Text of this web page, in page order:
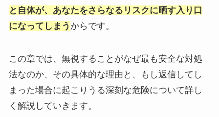
と自体が、あなたをさらなるリスクに晒す入り口
になってしまう からです。
この章では、無視することがなぜ最も安全な対処
法なのか、その具体的な理由と、もし返信してし
まった場合に起こりうる深刻な危険について詳し
く解説していきます。